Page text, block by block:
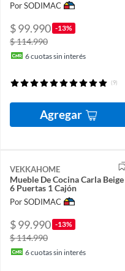
Por SODIMAC
$ 99.990 -13%
$ 114.990
6cuotas sin interés
(9)
Agregar
VEKKAHOME
Mueble De Cocina Carla Beige
6 Puertas 1 Cajón
Por SODIMAC
$ 99.990 -13%
$ 114.990
6cuotas sin interés